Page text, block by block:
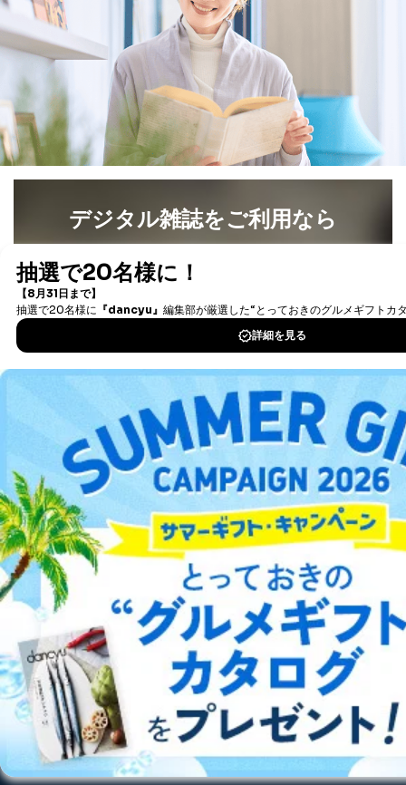
デジタル雑誌をご利用なら
書籍）が無料で読み放題！
DOWNLOAD FOR IOS
DOWNLOAD FOR ANDROID
ご利用方法はこちら
総合案内
アフィリエイト 採用情報
プレスリリース お問い合わせ
利用規約プライバシーポリシー 特定商取引法に基づく表示
出版社の皆様へ
投資家の皆様へサイトマップ
©︎2002 FUJISAN MAGAZINE SERVICE CO., Ltd.